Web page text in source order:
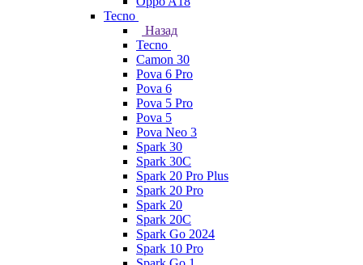
Tecno
Назад
Tecno
Camon 30
Pova 6 Pro
Pova 6
Pova 5 Pro
Pova 5
Pova Neo 3
Spark 30
Spark 30C
Spark 20 Pro Plus
Spark 20 Pro
Spark 20
Spark 20C
Spark Go 2024
Spark 10 Pro